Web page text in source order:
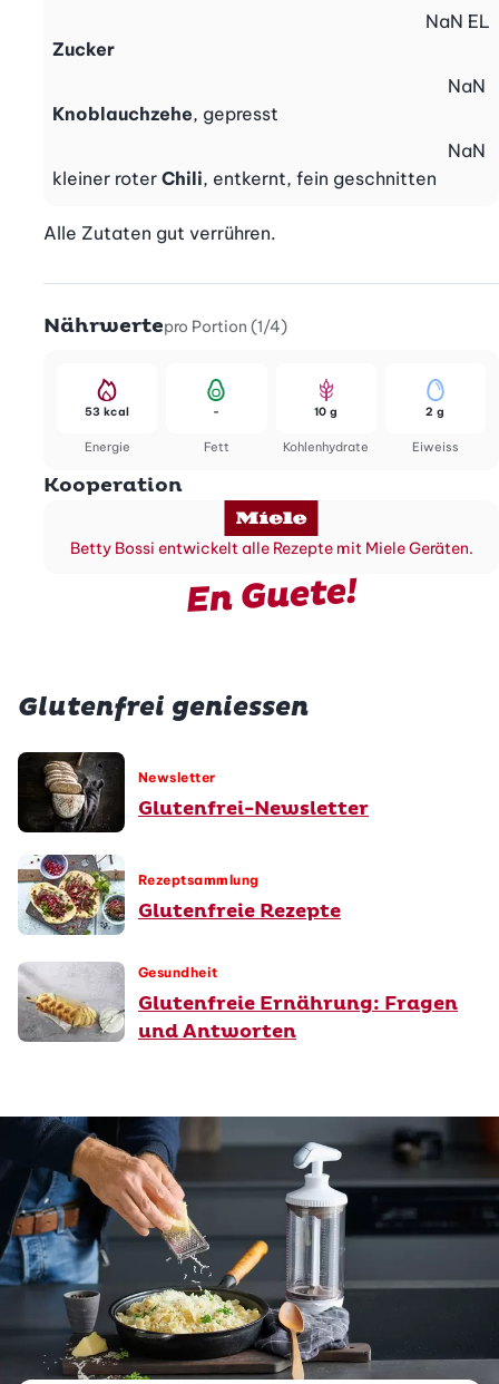
Zucker
NaN EL
Knoblauchzehe, gepresst
NaN
kleiner roter Chili, entkernt, fein geschnitten
NaN
Alle Zutaten gut verrühren.
Nährwertepro Portion (1/4)
Energie
53 kcal
Fett
-
Kohlenhydrate
10 g
Eiweiss
2 g
Kooperation
Betty Bossi entwickelt alle Rezepte mit Miele Geräten.
En Guete!
Glutenfrei geniessen
Newsletter
Glutenfrei-Newsletter
Rezeptsammlung
Glutenfreie Rezepte
Gesundheit
Glutenfreie Ernährung: Fragen
und Antworten